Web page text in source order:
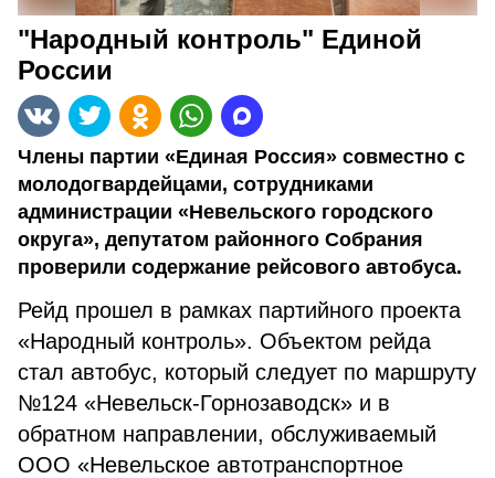
"Народный контроль" Единой
России
Члены партии «Единая Россия» совместно с
молодогвардейцами, сотрудниками
администрации «Невельского городского
округа», депутатом районного Собрания
проверили содержание рейсового автобуса.
Рейд прошел в рамках партийного проекта
«Народный контроль». Объектом рейда
стал автобус, который следует по маршруту
№124 «Невельск-Горнозаводск» и в
обратном направлении, обслуживаемый
ООО «Невельское автотранспортное